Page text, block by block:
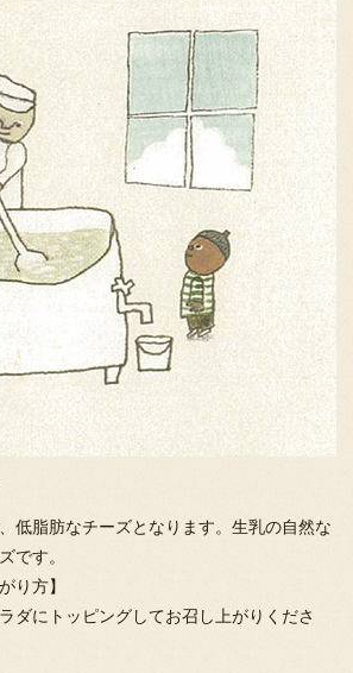
低脂肪なチーズとなります。生乳の自然な
です。
り方】
ダにトッピングしてお召し上がりくださ